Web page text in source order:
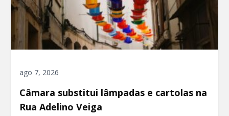
ago 7, 2026
Câmara substitui lâmpadas e cartolas na
Rua Adelino Veiga